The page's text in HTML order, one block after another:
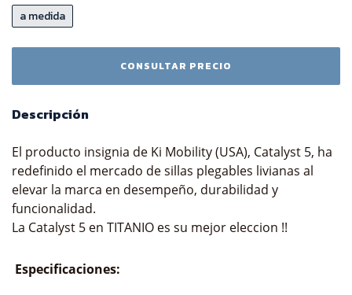
a medida
Descripción
El producto insignia de Ki Mobility (USA), Catalyst 5, ha
redefinido el mercado de sillas plegables livianas al
elevar la marca en desempeño, durabilidad y
funcionalidad.
La Catalyst 5 en TITANIO es su mejor eleccion !!
Especificaciones: